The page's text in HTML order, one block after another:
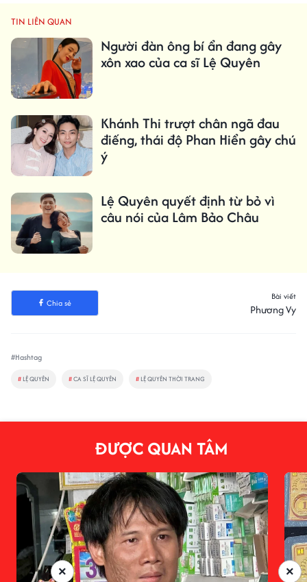
TIN LIÊN QUAN
Người đàn ông bí ẩn đang gây
xôn xao của ca sĩ Lệ Quyên
Khánh Thi trượt chân ngã đau
điếng, thái độ Phan Hiển gây chú
ý
Lệ Quyên quyết định từ bỏ vì
câu nói của Lâm Bảo Châu
Chia sẻ
Bài viết
Phương Vy
#Hashtag
# LỆ QUYÊN #CA SĨ LỆ QUYÊN # LỆ QUYÊN THỜI TRANG
ĐƯỢC QUAN TÂM
×
×